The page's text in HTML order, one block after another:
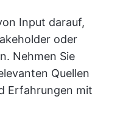
Input darauf,
oder
Nehmen Sie
Quellen
Erfahrungen mit